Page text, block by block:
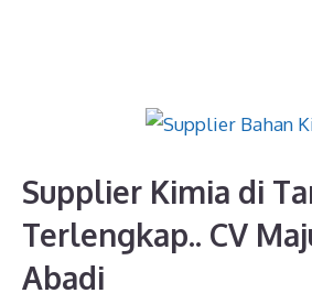
Supplier Kimia di
Terlengkap.. CV
Abadi